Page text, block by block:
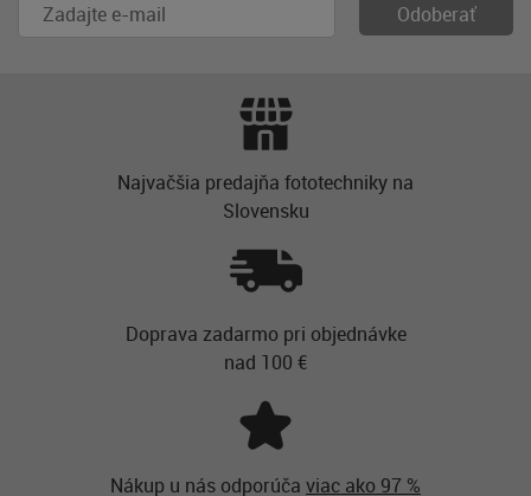
Najvačšia predajňa fototechniky na
Slovensku
Doprava zadarmo pri objednávke
nad 100 €
Nákup u nás odporúča viac ako 97 %